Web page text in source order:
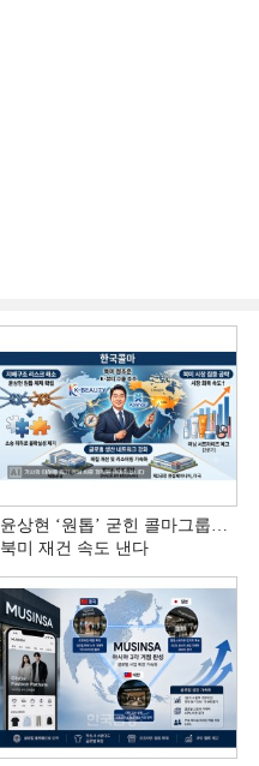
윤상현 ‘원톱ʼ 굳힌 콜마그룹…
북미 재건 속도 낸다